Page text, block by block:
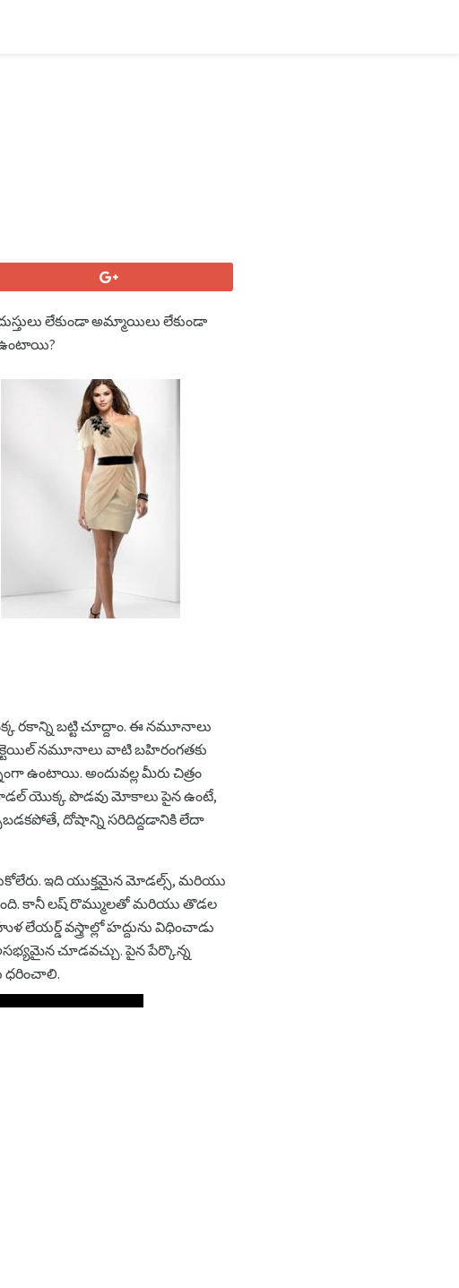
లేకుండా అమ్మాయిలు లేకుండా
ఉంటాయి?
రకాన్ని బట్టి చూద్దాం. ఈ నమూనాలు
నమూనాలు వాటి బహిరంగతకు
ఉంటాయి. అందువల్ల మీరు చిత్రం
మోడల్ యొక్క పొడవు మోకాలు పైన ఉంటే,
దోషాన్ని సరిదిద్దడానికి లేదా
ఇది యుక్తమైన మోడల్స్, మరియు
కానీ లష్ రొమ్ములతో మరియు తొడల
లేయర్డ్ వస్త్రాల్లో హద్దును విధించాడు
చూడవచ్చు. పైన పేర్కొన్న